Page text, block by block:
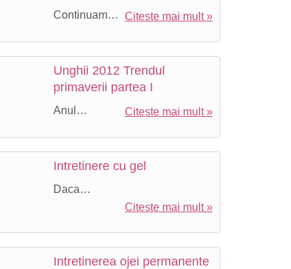
Continuam… Citeste mai mult »
Unghii 2012 Trendul
primaverii partea I
Anul… Citeste mai mult »
Intretinere cu gel
Daca…
Citeste mai mult »
Intretinerea ojei permanente